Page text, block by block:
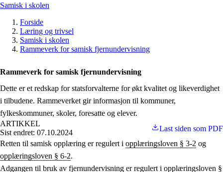
Samisk i skolen
Forside
Læring og trivsel
Samisk i skolen
Rammeverk for samisk fjernundervisning
Rammeverk for samisk fjernundervisning
Dette er et redskap for statsforvalterne for økt kvalitet og likeverdighet
i tilbudene. Rammeverket gir informasjon til kommuner,
fylkeskommuner, skoler, foresatte og elever.
ARTIKKEL
Sist endret: 07.10.2024
Last siden som PDF
Retten til samisk opplæring er regulert i opplæringsloven § 3-2 og
opplæringsloven § 6-2.
Adgangen til bruk av fjernundervisning er regulert i opplæringsloven §